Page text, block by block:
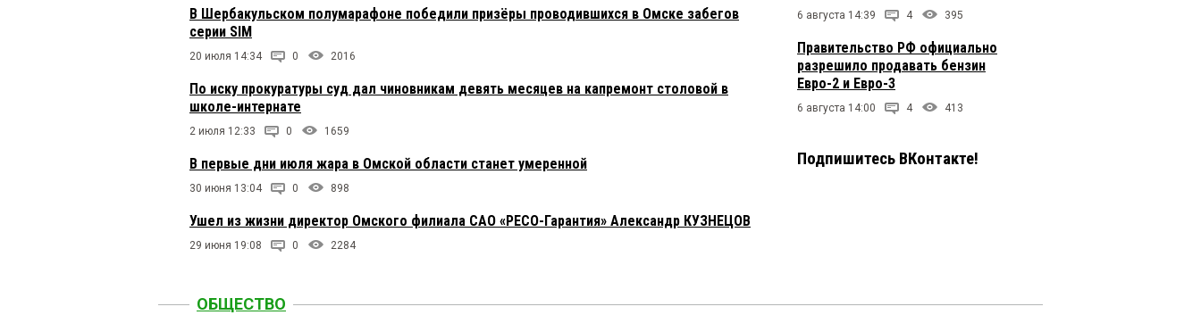
В Шербакульском полумарафоне победили призёры проводившихся в Омске забегов
серии SIM
20 июля 14:34 0 2016
По иску прокуратуры суд дал чиновникам девять месяцев на капремонт столовой в
школе-интернате
2 июля 12:33 0 1659
В первые дни июля жара в Омской области станет умеренной
30 июня 13:04 0 898
Ушел из жизни директор Омского филиала САО «РЕСО-Гарантия» Александр КУЗНЕЦОВ
29 июня 19:08 0 2284
6 августа 14:39 4 395
Правительство РФ официально
разрешило продавать бензин
Евро-2 и Евро-3
6 августа 14:00 4 413
Подпишитесь ВКонтакте!
ОБЩЕСТВО